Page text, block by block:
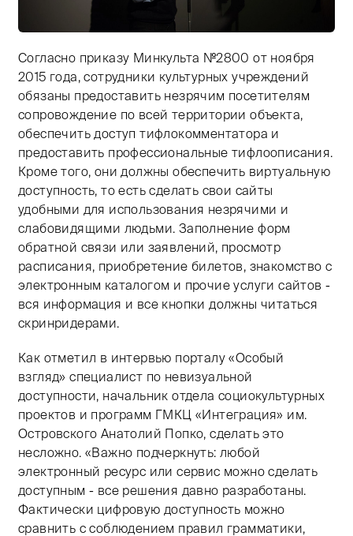
Тифлокомментарий: цветная фотография. В
Согласно приказу Минкульта №2800 от ноября
2015 года, сотрудники культурных учреждений
обязаны предоставить незрячим посетителям
сопровождение по всей территории объекта,
обеспечить доступ тифлокомментатора и
предоставить профессиональные тифлоописания.
Кроме того, они должны обеспечить виртуальную
доступность, то есть сделать свои сайты
удобными для использования незрячими и
слабовидящими людьми. Заполнение форм
обратной связи или заявлений, просмотр
расписания, приобретение билетов, знакомство с
электронным каталогом и прочие услуги сайтов -
вся информация и все кнопки должны читаться
скринридерами.
Как отметил в интервью порталу «Особый
взгляд» специалист по невизуальной
доступности, начальник отдела социокультурных
проектов и программ ГМКЦ «Интеграция» им.
Островского Анатолий Попко, сделать это
несложно. «Важно подчеркнуть: любой
электронный ресурс или сервис можно сделать
доступным - все решения давно разработаны.
Фактически цифровую доступность можно
сравнить с соблюдением правил грамматики,